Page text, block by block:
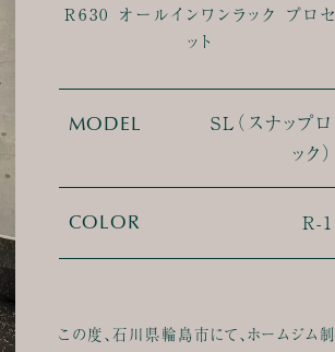
R630 オールインワンラック プロセ
ット
MODEL
SL（スナップロ
ック）
COLOR R-1
この度、石川県輪島市にて、ホームジム制